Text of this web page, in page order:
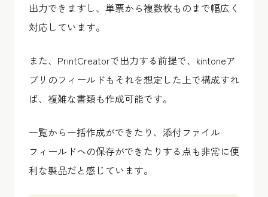
出力できますし、単票から複数枚ものまで幅広く
対応しています。
また、PrintCreatorで出力する前提で、kintoneア
プリのフィールドもそれを想定した上で構成すれ
ば、複雑な書類も作成可能です。
一覧から一括作成ができたり、添付ファイル
フィールドへの保存ができたりする点も非常に便
利な製品だと感じています。